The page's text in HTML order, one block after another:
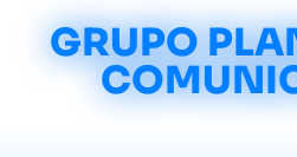
GRUPO